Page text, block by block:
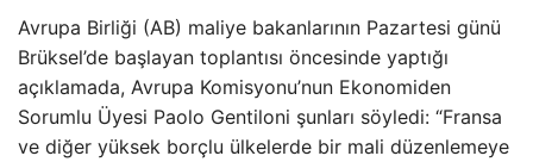
Avrupa Birliği (AB) maliye bakanlarının Pazartesi günü
Brüksel’de başlayan toplantısı öncesinde yaptığı
açıklamada, Avrupa Komisyonu’nun Ekonomiden
Sorumlu Üyesi Paolo Gentiloni şunları söyledi: “Fransa
ve diğer yüksek borçlu ülkelerde bir mali düzenlemeye